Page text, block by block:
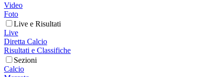
Video
Foto
Live e Risultati
Live
Diretta Calcio
Risultati e Classifiche
Sezioni
Calcio